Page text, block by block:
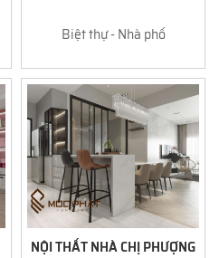
Biệt thự - Nhà phố
NỘI THẤT NHÀ CHỊ PHƯỢNG